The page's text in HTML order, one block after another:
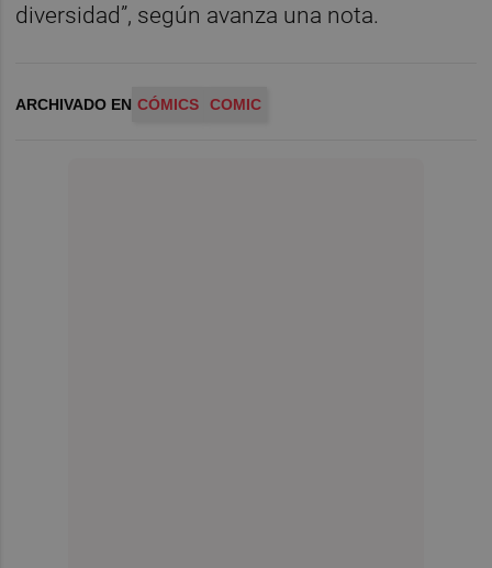
diversidad”, según avanza una nota.
ARCHIVADO EN CÓMICS COMIC